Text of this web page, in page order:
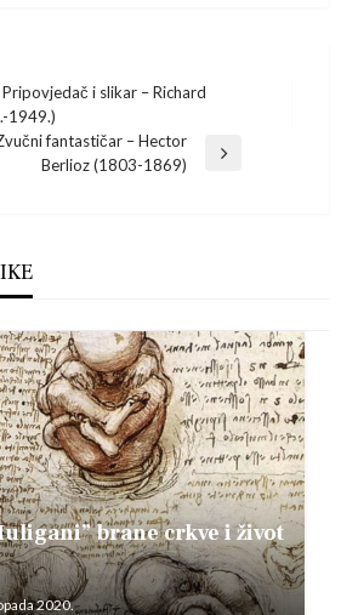
i slikar – Richard
1949.)
fantastičar – Hector
Berlioz (1803-1869)
brane crkve i život
2020.